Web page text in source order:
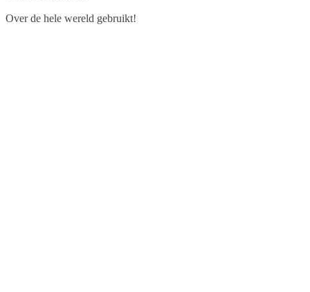
Over de hele wereld gebruikt!